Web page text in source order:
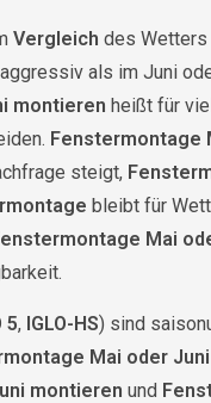
Vergleich des
als im Juni
montieren heißt für
Fenstermontage
steigt,
bleibt für
Mai
5, IGLO-HS) sind
Mai oder
montieren und